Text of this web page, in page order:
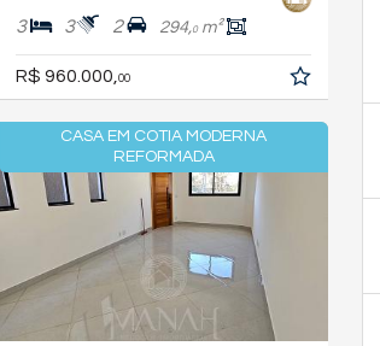
3 3 2 294,0m²
R$ 960.000, 00
CASA EM COTIA MODERNA
REFORMADA